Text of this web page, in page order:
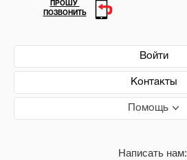
Войти
Контакты
Помощь
Написать нам:
ПРОШУ
ПОЗВОНИТЬ